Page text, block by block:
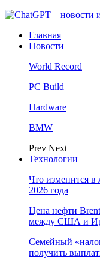
Главная
Новости
World Record
PC Build
Hardware
BMW
Prev Next
Технологии
Что изменится
2026 года
Цена нефти Brent
между США и
Семейный
получить